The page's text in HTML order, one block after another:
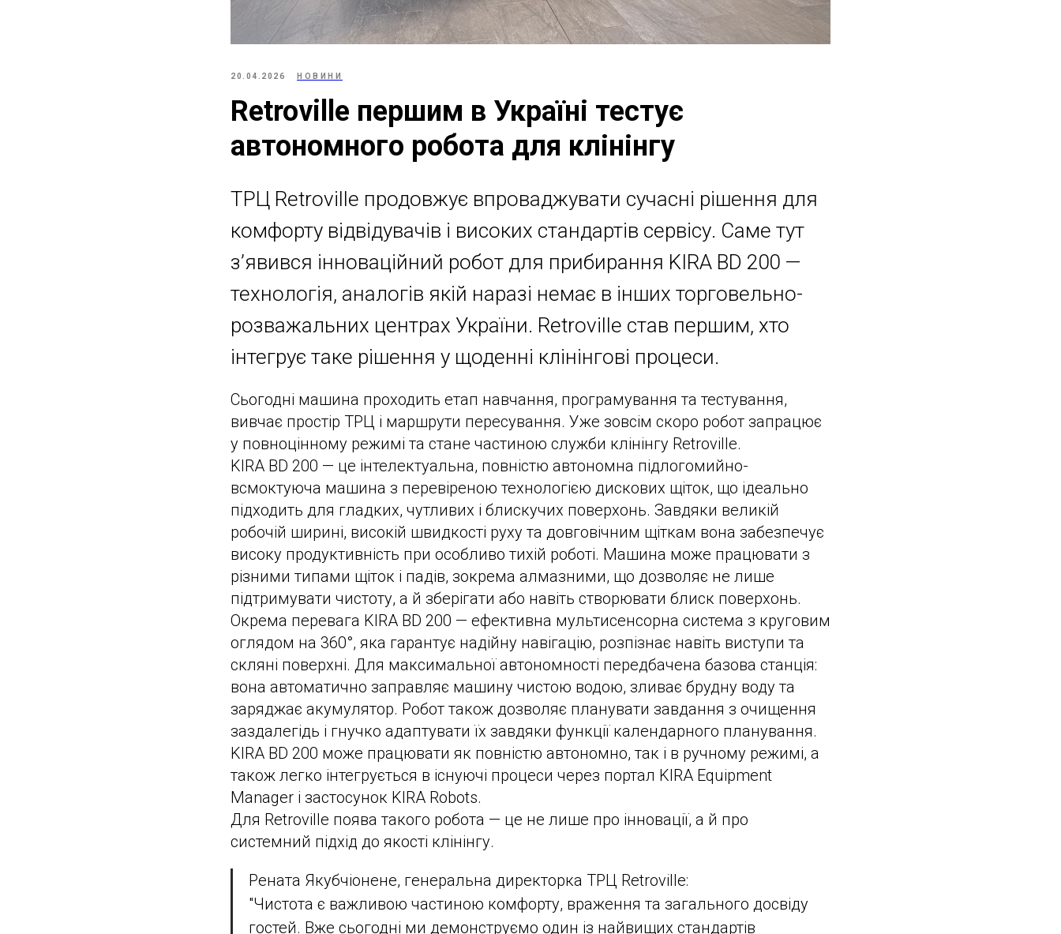
20.04.2026 НОВИНИ
Retroville першим в Україні тестує
автономного робота для клінінгу
ТРЦ Retroville продовжує впроваджувати сучасні рішення для
комфорту відвідувачів і високих стандартів сервісу. Саме тут
з’явився інноваційний робот для прибирання KIRA BD 200 —
технологія, аналогів якій наразі немає в інших торговельно-
розважальних центрах України. Retroville став першим, хто
інтегрує таке рішення у щоденні клінінгові процеси.
Сьогодні машина проходить етап навчання, програмування та тестування,
вивчає простір ТРЦ і маршрути пересування. Уже зовсім скоро робот запрацює
у повноцінному режимі та стане частиною служби клінінгу Retroville.
KIRA BD 200 — це інтелектуальна, повністю автономна підлогомийно-
всмоктуюча машина з перевіреною технологією дискових щіток, що ідеально
підходить для гладких, чутливих і блискучих поверхонь. Завдяки великій
робочій ширині, високій швидкості руху та довговічним щіткам вона забезпечує
високу продуктивність при особливо тихій роботі. Машина може працювати з
різними типами щіток і падів, зокрема алмазними, що дозволяє не лише
підтримувати чистоту, а й зберігати або навіть створювати блиск поверхонь.
Окрема перевага KIRA BD 200 — ефективна мультисенсорна система з круговим
оглядом на 360°, яка гарантує надійну навігацію, розпізнає навіть виступи та
скляні поверхні. Для максимальної автономності передбачена базова станція:
вона автоматично заправляє машину чистою водою, зливає брудну воду та
заряджає акумулятор. Робот також дозволяє планувати завдання з очищення
заздалегідь і гнучко адаптувати їх завдяки функції календарного планування.
KIRA BD 200 може працювати як повністю автономно, так і в ручному режимі, а
також легко інтегрується в існуючі процеси через портал KIRA Equipment
Manager і застосунок KIRA Robots.
Для Retroville поява такого робота — це не лише про інновації, а й про
системний підхід до якості клінінгу.
Рената Якубчіонене, генеральна директорка ТРЦ Retroville:
"Чистота є важливою частиною комфорту, враження та загального досвіду
гостей. Вже сьогодні ми демонструємо один із найвищих стандартів